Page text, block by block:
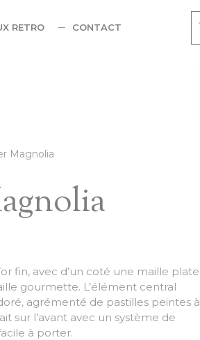
RETRO CONTACT
Magnolia
fin, avec d’un coté une maille plate
gourmette. L’élément central
agrémenté de pastilles peintes à
sur l’avant avec un système de
à porter.